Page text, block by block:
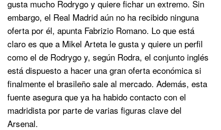
gusta mucho Rodrygo y quiere fichar un extremo. Sin
embargo, el Real Madrid aún no ha recibido ninguna
oferta por él, apunta Fabrizio Romano. Lo que está
claro es que a Mikel Arteta le gusta y quiere un perfil
como el de Rodrygo y, según Rodra, el conjunto inglés
está dispuesto a hacer una gran oferta económica si
finalmente el brasileño sale al mercado. Además, esta
fuente asegura que ya ha habido contacto con el
madridista por parte de varias figuras clave del
Arsenal.